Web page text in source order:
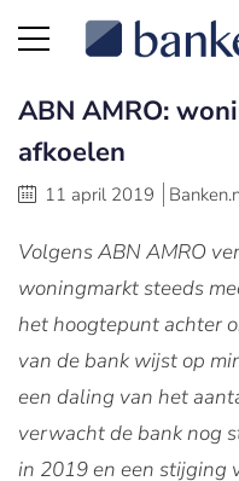
ABN AMRO:
afkoelen
11 april 2019
Volgens ABN AMRO
woningmarkt steeds
het hoogtepunt achter
van de bank wijst op
een daling van het
verwacht de bank nog
in 2019 en een stijging